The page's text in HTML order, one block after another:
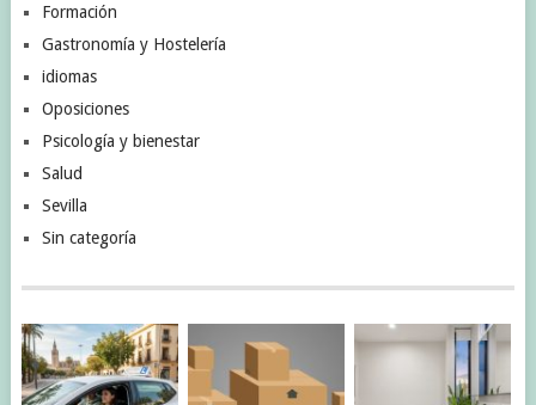
Formación
Gastronomía y Hostelería
idiomas
Oposiciones
Psicología y bienestar
Salud
Sevilla
Sin categoría